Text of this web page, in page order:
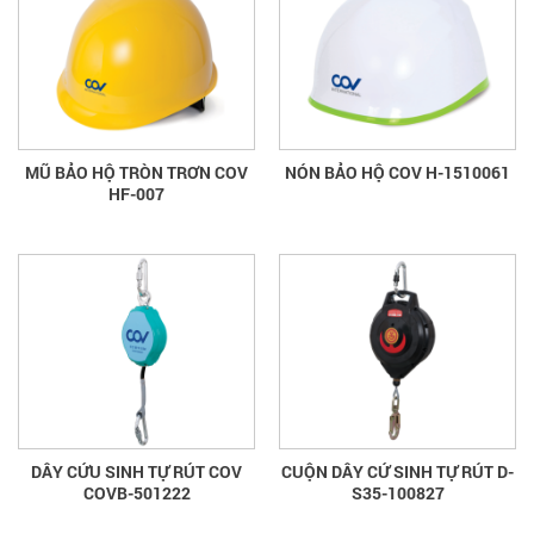
MŨ BẢO HỘ TRÒN TRƠN COV
HF-007
NÓN BẢO HỘ COV H-1510061
DÂY CỨU SINH TỰ RÚT COV
COVB-501222
CUỘN DÂY CỨ SINH TỰ RÚT D-
S35-100827